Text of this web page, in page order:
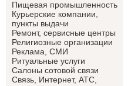
Пищевая промышленность
Курьерские компании,
пункты выдачи
Ремонт, сервисные центры
Религиозные организации
Реклама, СМИ
Ритуальные услуги
Салоны сотовой связи
Связь, Интернет, АТС,